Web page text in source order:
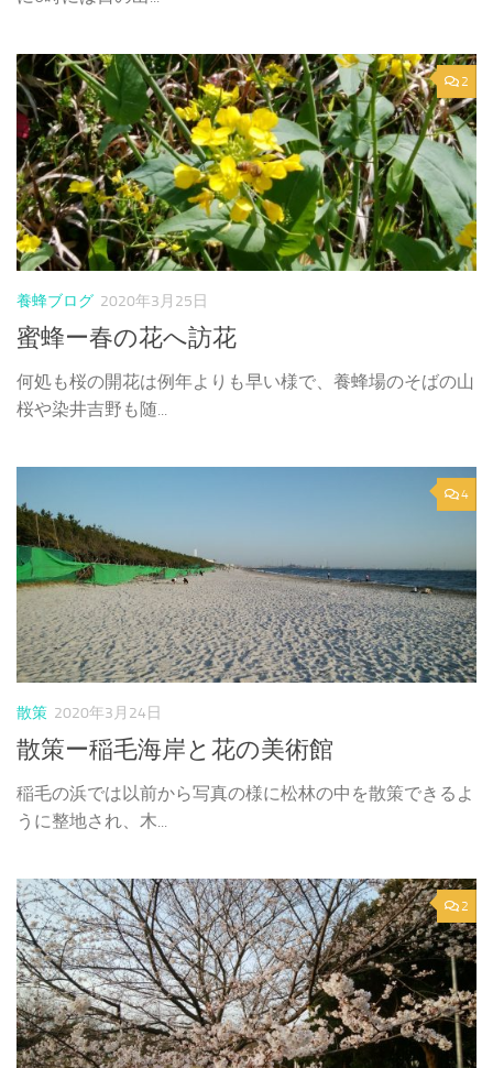
2
養蜂ブログ 2020年3月25日
蜜蜂ー春の花へ訪花
何処も桜の開花は例年よりも早い様で、養蜂場のそばの山
桜や染井吉野も随...
4
散策 2020年3月24日
散策ー稲毛海岸と花の美術館
稲毛の浜では以前から写真の様に松林の中を散策できるよ
うに整地され、木...
2